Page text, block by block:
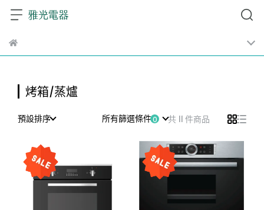
烤箱/蒸爐
預設排序 所有篩選條件 共 11 件商品